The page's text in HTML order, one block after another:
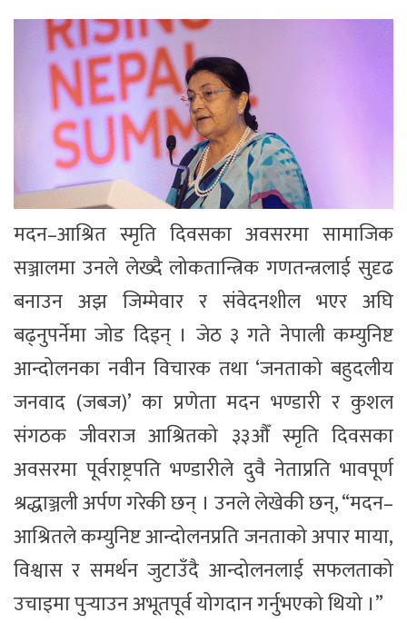
मदन–आश्रित स्मृति दिवसका अवसरमा सामाजिक
सञ्जालमा उनले लेख्दै लोकतान्त्रिक गणतन्त्रलाई सुदृढ
बनाउन अझ जिम्मेवार र संवेदनशील भएर अघि
बढ्नुपर्नेमा जोड दिइन् । जेठ ३ गते नेपाली कम्युनिष्ट
आन्दोलनका नवीन विचारक तथा ‘जनताको बहुदलीय
जनवाद (जबज)’ का प्रणेता मदन भण्डारी र कुशल
संगठक जीवराज आश्रितको ३३औँ स्मृति दिवसका
अवसरमा पूर्वराष्ट्रपति भण्डारीले दुवै नेताप्रति भावपूर्ण
श्रद्धाञ्जली अर्पण गरेकी छन् । उनले लेखेकी छन्, “मदन–
आश्रितले कम्युनिष्ट आन्दोलनप्रति जनताको अपार माया,
विश्वास र समर्थन जुटाउँदै आन्दोलनलाई सफलताको
उचाइमा पुर्‍याउन अभूतपूर्व योगदान गर्नुभएको थियो ।”